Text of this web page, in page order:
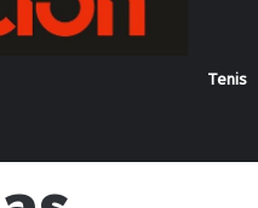
Tenis